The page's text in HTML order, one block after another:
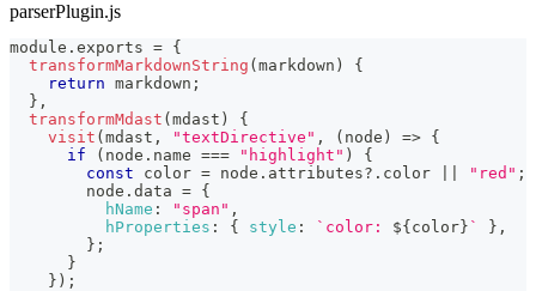
parserPlugin.js
module . exports = {
transformMarkdownString ( markdown )
{
return markdown ;
} ,
transformMdast ( mdast )
{
visit ( mdast , "textDirective" , ( node ) => {
if
( node . name === "highlight" )
{
const color = node . attributes?. color "red" ;
        node
. data = {
hName : "span" ,
hProperties : { style : ` color: ${ color } ` } ,
} ;
}
} ) ;